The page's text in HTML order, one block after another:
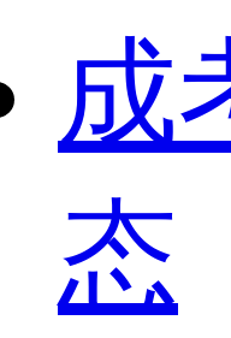
成
态